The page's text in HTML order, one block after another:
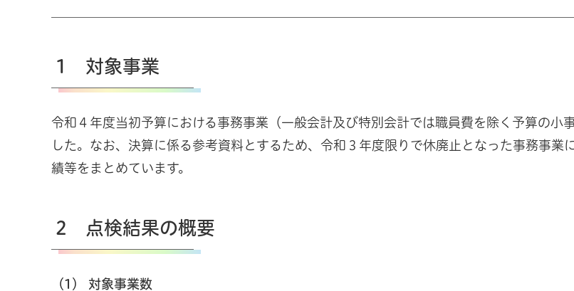
1 対象事業
令和４年度当初予算における事務事業（一般会計及び特別会計では職員費を除く予算の小
した。なお、決算に係る参考資料とするため、令和３年度限りで休廃止となった事務事業
績等をまとめています。
2 点検結果の概要
（1） 対象事業数